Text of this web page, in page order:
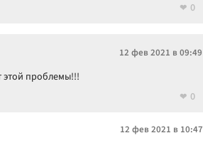
0
12 фев 2021 в 09:49
этой проблемы!!!
0
12 фев 2021 в 10:47